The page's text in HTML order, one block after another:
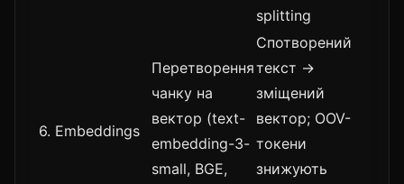
splitting
6. Embeddings
Перетворення
чанку на
вектор (text-
embedding-3-
small, BGE,
Спотворений
текст →
зміщений
вектор; OOV-
токени
знижують